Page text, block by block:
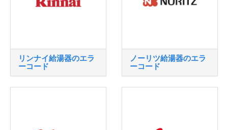
リンナイ給湯器のエラ
ーコード
ノーリツ給湯器のエラ
ーコード